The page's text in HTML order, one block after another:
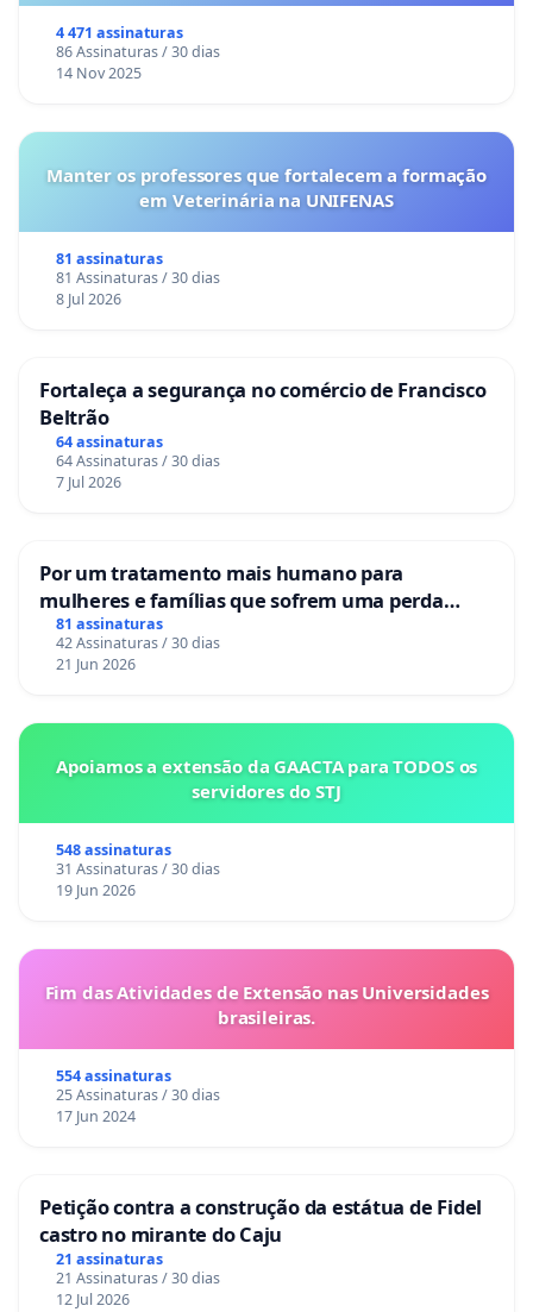
4 471 assinaturas
86 Assinaturas / 30 dias
14 Nov 2025
Manter os professores que fortalecem a formação
em Veterinária na UNIFENAS
81 assinaturas
81 Assinaturas / 30 dias
8 Jul 2026
Fortaleça a segurança no comércio de Francisco
Beltrão
64 assinaturas
64 Assinaturas / 30 dias
7 Jul 2026
Por um tratamento mais humano para
mulheres e famílias que sofrem uma perda
gestacional nos hospitais portugueses
81 assinaturas
42 Assinaturas / 30 dias
21 Jun 2026
Apoiamos a extensão da GAACTA para TODOS os
servidores do STJ
548 assinaturas
31 Assinaturas / 30 dias
19 Jun 2026
Fim das Atividades de Extensão nas Universidades
brasileiras.
554 assinaturas
25 Assinaturas / 30 dias
17 Jun 2024
Petição contra a construção da estátua de Fidel
castro no mirante do Caju
21 assinaturas
21 Assinaturas / 30 dias
12 Jul 2026